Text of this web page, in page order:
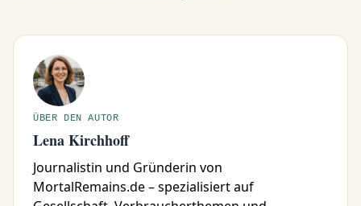
ÜBER DEN AUTOR
Lena Kirchhoff
Journalistin und Gründerin von
MortalRemains.de – spezialisiert auf